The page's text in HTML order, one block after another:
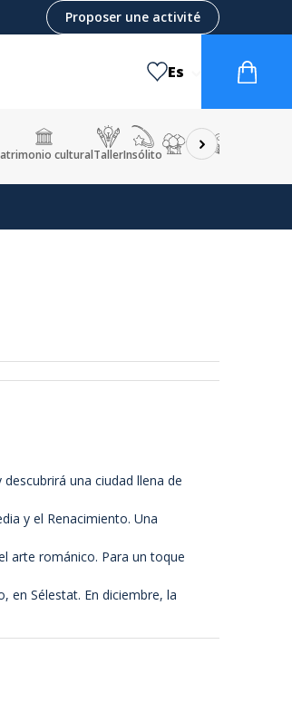
Proposer une activité
Es
culturalTallerInsólito
una ciudad llena de
y el Renacimiento. Una
arte románico. Para un toque
en Sélestat. En diciembre, la